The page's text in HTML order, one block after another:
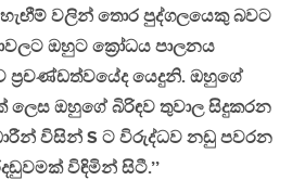
වලින් තොර පුද්ගලයෙකු බවට
ඔහුට ක්‍රෝධය පාලනය
යෙදුනි. ඔහුගේ
ලෙස ඔහුගේ බිරිඳව තුවාල සිදුකරන
විසින් S ට විරුද්ධව නඩු පවරන
විඳිමින් සිටී.’’